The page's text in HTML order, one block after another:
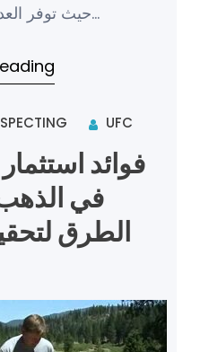
حيث توفر
UFC
فوائد
في
الطرق